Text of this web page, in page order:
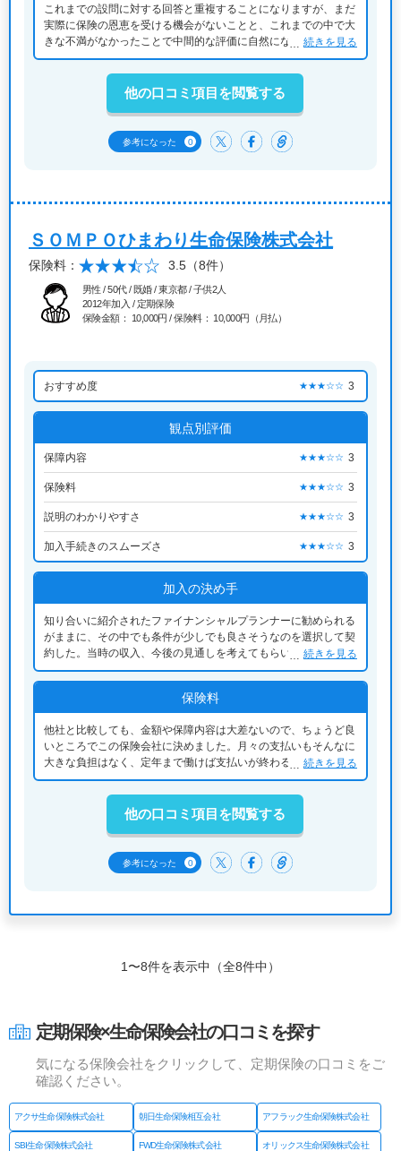
これまでの設問に対する回答と重複することになりますが、まだ
実際に保険の恩恵を受ける機会がないことと、これまでの中で大
きな不満がなかったことで中間的な評価に自然になってしまいま
す。もしかすると将来的に評価は変わるかもしれません。
続きを見る
参考になった 0
他の口コミ項目を閲覧する
ＳＯＭＰＯひまわり生命保険株式会社
保険料： 3.5 （8件）
男性 / 50代 / 既婚 / 東京都 / 子供2人
2012年加入 / 定期保険
保険金額： 10,000円 / 保険料： 10,000円（月払）
おすすめ度 ★★★☆☆ 3
観点別評価
保障内容 ★★★☆☆ 3
保険料 ★★★☆☆ 3
説明のわかりやすさ ★★★☆☆ 3
加入手続きのスムーズさ ★★★☆☆ 3
加入の決め手
知り合いに紹介されたファイナンシャルプランナーに勧められる
がままに、その中でも条件が少しでも良さそうなのを選択して契
約した。当時の収入、今後の見通しを考えてもらい決めた。最後
はその勧めてくれた人が良い人だったので決めた。
続きを見る
保険料
他社と比較しても、金額や保障内容は大差ないので、ちょうど良
いところでこの保険会社に決めました。月々の支払いもそんなに
大きな負担はなく、定年まで働けば支払いが終わるので、今後も
継続していけると考えています。
続きを見る
参考になった 0
他の口コミ項目を閲覧する
1〜8件を表示中（全8件中）
定期保険×生命保険会社の口コミを探す
気になる保険会社をクリックして、定期保険の口コミをご
確認ください。
アクサ生命保険株式会社 朝日生命保険相互会社 アフラック生命保険株式会社
SBI生命保険株式会社 FWD生命保険株式会社 オリックス生命保険株式会社